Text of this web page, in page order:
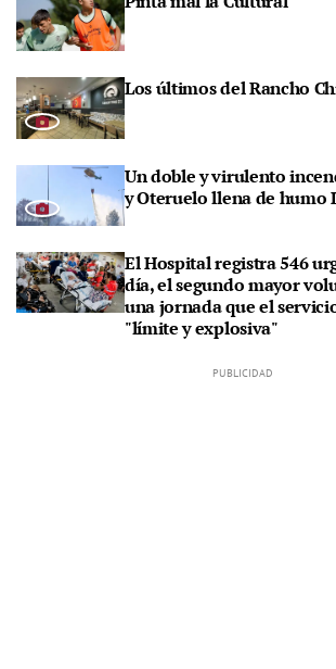
Los últimos del Rancho
Un doble y virulento
y Oteruelo llena de humo
El Hospital registra 546
día, el segundo mayor
una jornada que el
"límite y explosiva"